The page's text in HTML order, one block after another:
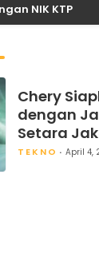
KTP
Chery
dengan
Setara
TEKNO April 4,